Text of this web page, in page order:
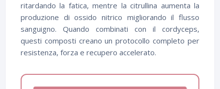
ritardando la fatica, mentre la citrullina aumenta la
produzione di ossido nitrico migliorando il flusso
sanguigno. Quando combinati con il cordyceps,
questi composti creano un protocollo completo per
resistenza, forza e recupero accelerato.